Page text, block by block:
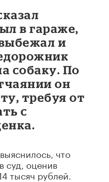
в гараже,
и
собаку. По
он
требуя от
с
что
суд, оценив
тысяч рублей.